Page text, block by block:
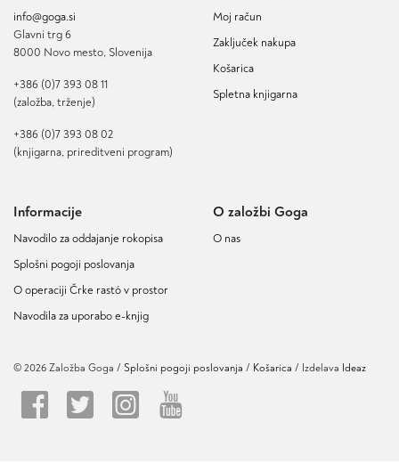
info@goga.si
Glavni trg 6
8000 Novo mesto, Slovenija
+386 (0)7 393 08 11
(založba, trženje)
+386 (0)7 393 08 02
(knjigarna, prireditveni program)
Moj račun
Zaključek nakupa
Košarica
Spletna knjigarna
Informacije
Navodilo za oddajanje rokopisa
Splošni pogoji poslovanja
O operaciji Črke rastó v prostor
Navodila za uporabo e-knjig
O založbi Goga
O nas
© 2026 Založba Goga / Splošni pogoji poslovanja Košarica / Izdelava Ideaz